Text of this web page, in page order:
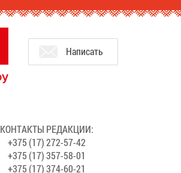
На­пи­сать
КОН­ТАК­ТЫ РЕ­ДАК­ЦИИ:
+375 (17) 272-57-42
+375 (17) 357-58-01
+375 (17) 374-60-21